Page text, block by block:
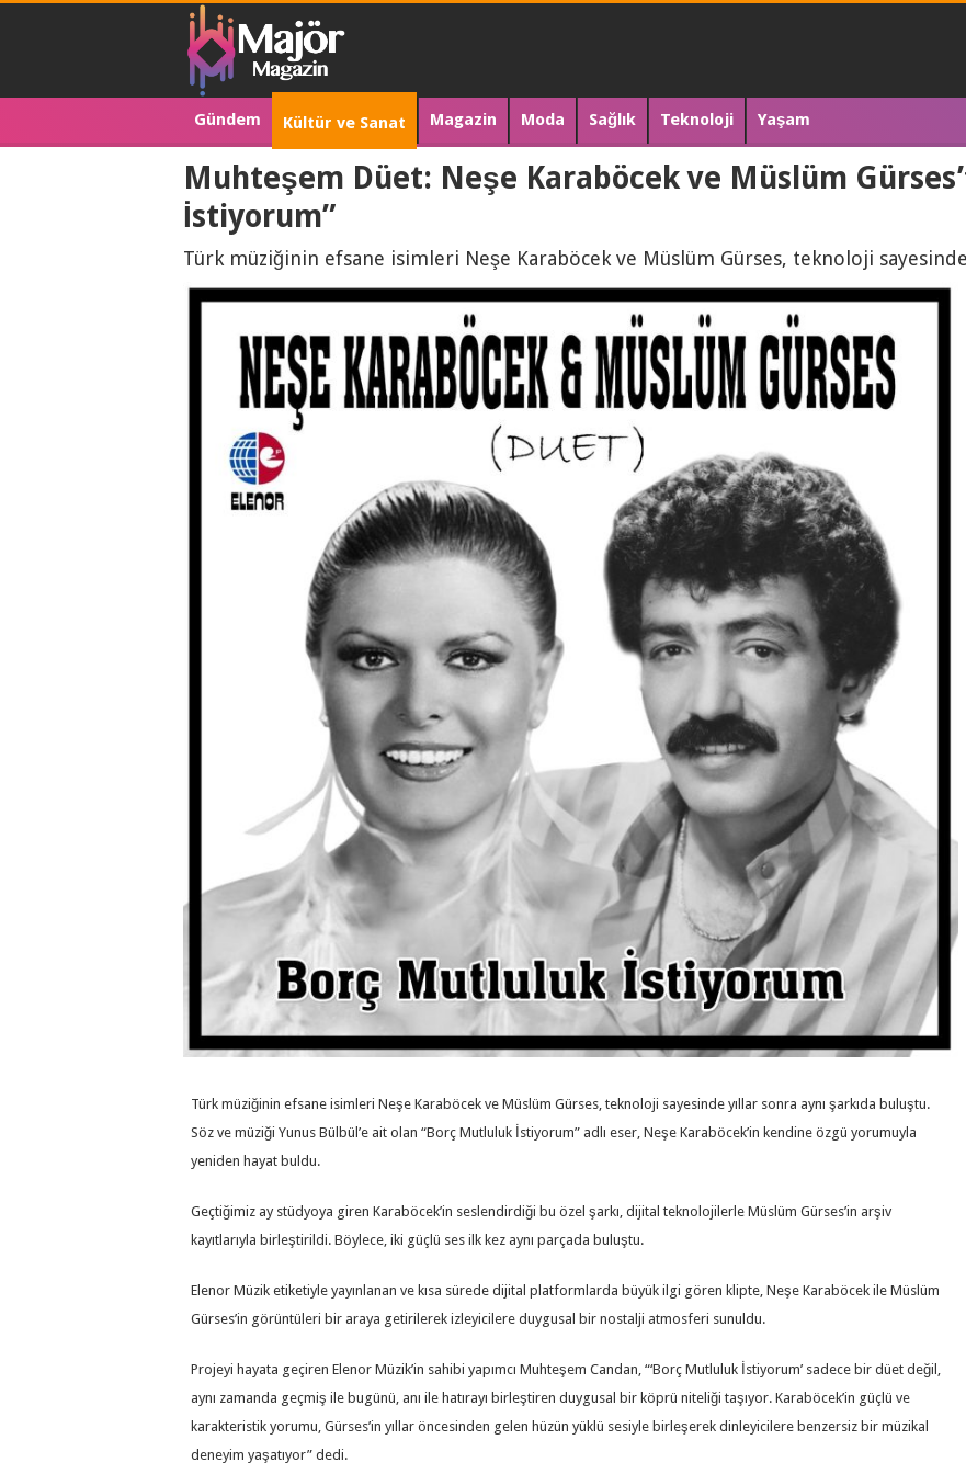
Gündem Kültür ve Sanat Magazin Moda Sağlık Teknoloji Yaşam
Muhteşem Düet: Neşe Karaböcek ve Müslüm
İstiyorum”
Türk müziğinin efsane isimleri Neşe Karaböcek ve Müslüm Gürses, teknoloji
Türk müziğinin efsane isimleri Neşe Karaböcek ve Müslüm Gürses, teknoloji sayesinde yıllar sonra aynı şarkıda buluştu.
Söz ve müziği Yunus Bülbül’e ait olan “Borç Mutluluk İstiyorum” adlı eser, Neşe Karaböcek’in kendine özgü yorumuyla
yeniden hayat buldu.
Geçtiğimiz ay stüdyoya giren Karaböcek’in seslendirdiği bu özel şarkı, dijital teknolojilerle Müslüm Gürses’in arşiv
kayıtlarıyla birleştirildi. Böylece, iki güçlü ses ilk kez aynı parçada buluştu.
Elenor Müzik etiketiyle yayınlanan ve kısa sürede dijital platformlarda büyük ilgi gören klipte, Neşe Karaböcek ile Müslüm
Gürses’in görüntüleri bir araya getirilerek izleyicilere duygusal bir nostalji atmosferi sunuldu.
Projeyi hayata geçiren Elenor Müzik’in sahibi yapımcı Muhteşem Candan, “‘Borç Mutluluk İstiyorum’ sadece bir düet değil,
aynı zamanda geçmiş ile bugünü, anı ile hatırayı birleştiren duygusal bir köprü niteliği taşıyor. Karaböcek’in güçlü ve
karakteristik yorumu, Gürses’in yıllar öncesinden gelen hüzün yüklü sesiyle birleşerek dinleyicilere benzersiz bir müzikal
deneyim yaşatıyor” dedi.